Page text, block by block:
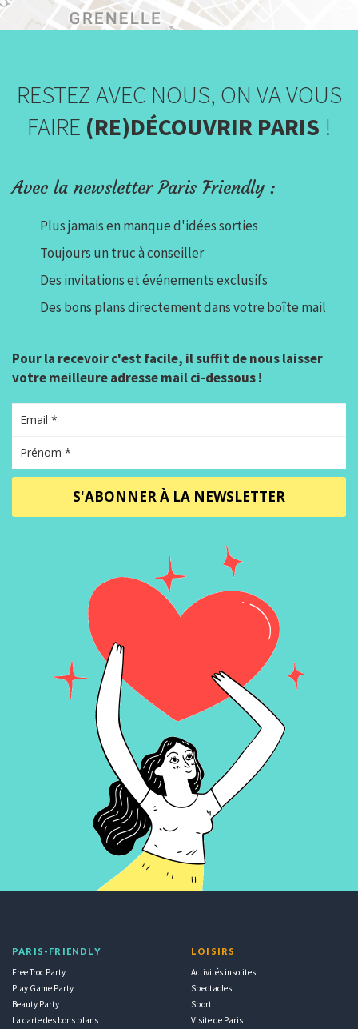
RESTEZ AVEC NOUS, ON VA VOUS
FAIRE (RE)DÉCOUVRIR PARIS !
Avec la newsletter Paris Friendly :
Plus jamais en manque d'idées sorties
Toujours un truc à conseiller
Des invitations et événements exclusifs
Des bons plans directement dans votre boîte mail
Pour la recevoir c'est facile, il suffit de nous laisser
votre meilleure adresse mail ci-dessous !
S'ABONNER À LA NEWSLETTER
PARIS-FRIENDLY
Free Troc Party
Play Game Party
Beauty Party
La carte des bons plans
LOISIRS
Activités insolites
Spectacles
Sport
Visite de Paris